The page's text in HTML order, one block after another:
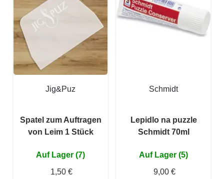
Jig&Puz
Spatel zum Auftragen
von Leim 1 Stück
Auf Lager (7)
1,50 €
Schmidt
Lepidlo na puzzle
Schmidt 70ml
Auf Lager (5)
9,00 €